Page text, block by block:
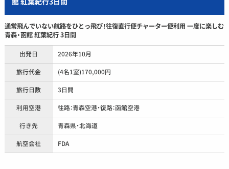
館 紅葉紀行3日間
通常飛んでいない航路をひとっ飛び！往復直行便チャーター便利用 一度に楽しむ
青森・函館 紅葉紀行 3日間
出発日 2026年10月
旅行代金 (4名1室)170,000円
旅行日数 3日間
利用空港 往路：青森空港・復路：函館空港
行き先 青森県・北海道
航空会社 FDA